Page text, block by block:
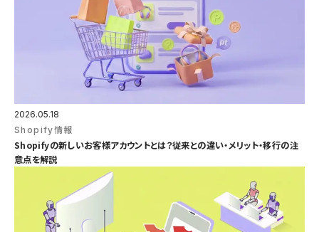
2026.05.18
Shopify情報
Shopifyの新しいお客様アカウントとは？従来との違い・メリット・移行の注
意点を解説